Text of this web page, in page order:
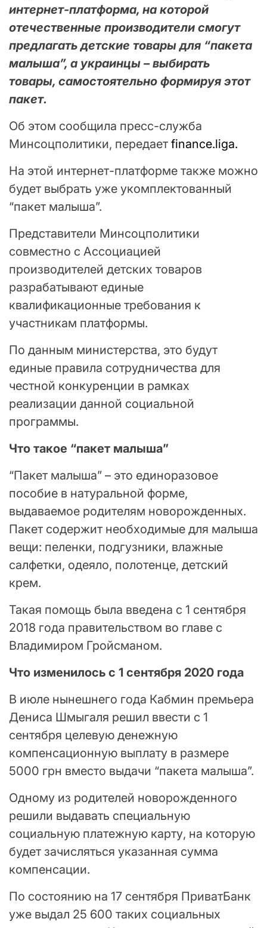
интернет-платформа, на которой
отечественные производители смогут
предлагать детские товары для “пакета
малыша”, а украинцы – выбирать
товары, самостоятельно формируя этот
пакет.
Об этом сообщила пресс-служба
Минсоцполитики, передает finance.liga.
На этой интернет-платформе также можно
будет выбрать уже укомплектованный
“пакет малыша”.
Представители Минсоцполитики
совместно с Ассоциацией
производителей детских товаров
разрабатывают единые
квалификационные требования к
участникам платформы.
По данным министерства, это будут
единые правила сотрудничества для
честной конкуренции в рамках
реализации данной социальной
программы.
Что такое “пакет малыша”
“Пакет малыша” – это единоразовое
пособие в натуральной форме,
выдаваемое родителям новорожденных.
Пакет содержит необходимые для малыша
вещи: пеленки, подгузники, влажные
салфетки, одеяло, полотенце, детский
крем.
Такая помощь была введена с 1 сентября
2018 года правительством во главе с
Владимиром Гройсманом.
Что изменилось с 1 сентября 2020 года
В июле нынешнего года Кабмин премьера
Дениса Шмыгаля решил ввести с 1
сентября целевую денежную
компенсационную выплату в размере
5000 грн вместо выдачи “пакета малыша”.
Одному из родителей новорожденного
решили выдавать специальную
социальную платежную карту, на которую
будет зачисляться указанная сумма
компенсации.
По состоянию на 17 сентября ПриватБанк
уже выдал 25 600 таких социальных